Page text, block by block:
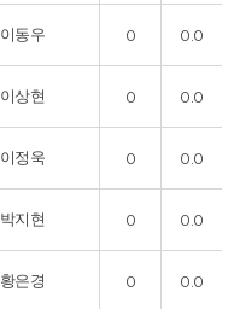
이동우 0 0.0
이상현 0 0.0
이정욱 0 0.0
박지현 0 0.0
황은경 0 0.0